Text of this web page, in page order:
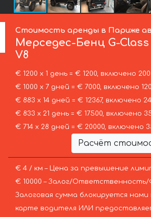
Стоимость аренды в Париже
Мерседес-Бенц G-Class
V8
€ 1200 х 1 день = € 1200, включено
€ 1000 х 7 дней = € 7000, включено
€ 883 х 14 дней = € 12367, включено
€ 833 х 21 день = € 17500, включено
€ 714 х 28 дней = € 20000, включено
Расчёт
€ 4 / км – Цена за превышение
€ 10000 – Залог/
Залоговая сумма блокируется
карте водителя ИЛИ